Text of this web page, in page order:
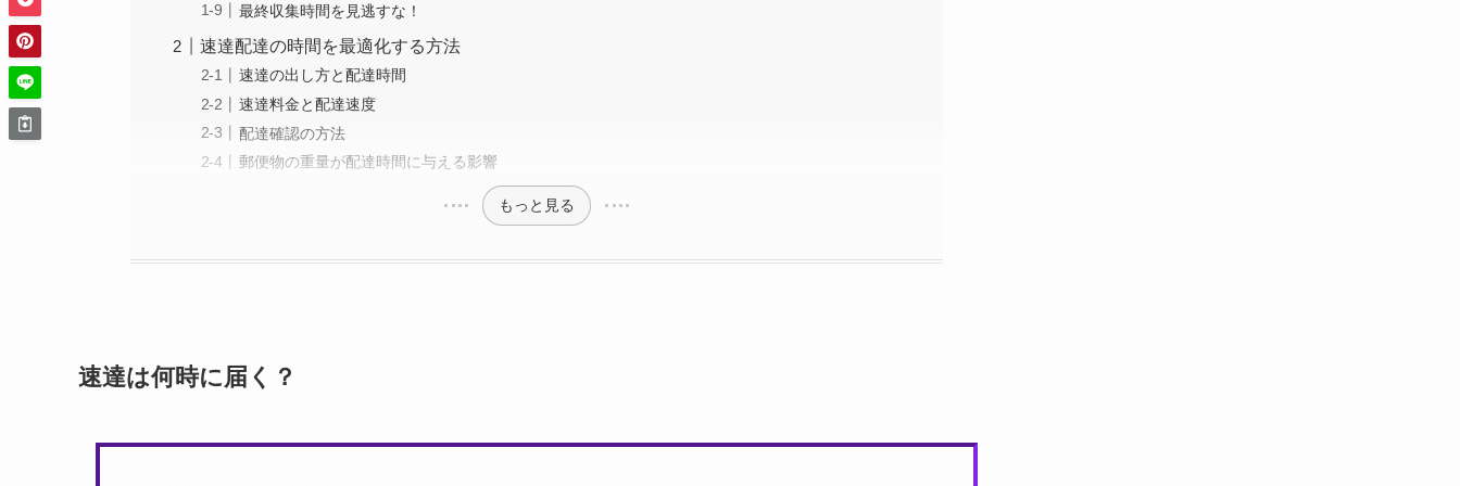
最終収集時間を見逃すな！
速達配達の時間を最適化する方法
速達の出し方と配達時間
速達料金と配達速度
配達確認の方法
郵便物の重量が配達時間に与える影響
もっと見る
速達は何時に届く？